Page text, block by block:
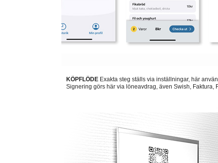
KÖPFLÖDEExakta steg ställs via inställningar, här
Signering görs här via löneavdrag, även Swish, Faktura,